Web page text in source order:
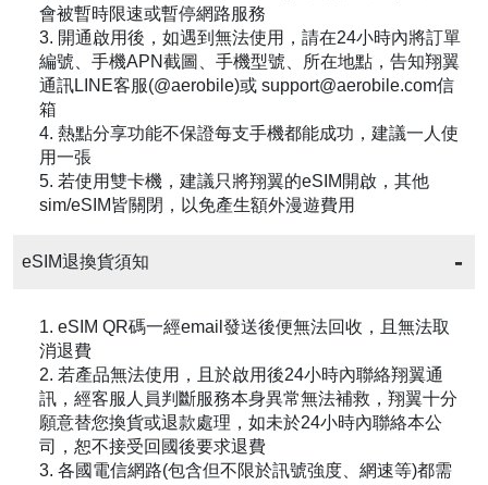
會被暫時限速或暫停網路服務
3. 開通啟用後，如遇到無法使用，請在24小時內將訂單
編號、手機APN截圖、手機型號、所在地點，告知翔翼
通訊LINE客服(@aerobile)或 support@aerobile.com信
箱
4. 熱點分享功能不保證每支手機都能成功，建議一人使
用一張
5. 若使用雙卡機，建議只將翔翼的eSIM開啟，其他
sim/eSIM皆關閉，以免產生額外漫遊費用
eSIM退換貨須知
1. eSIM QR碼一經email發送後便無法回收，且無法取
消退費
2. 若產品無法使用，且於啟用後24小時內聯絡翔翼通
訊，經客服人員判斷服務本身異常無法補救，翔翼十分
願意替您換貨或退款處理，如未於24小時內聯絡本公
司，恕不接受回國後要求退費
3. 各國電信網路(包含但不限於訊號強度、網速等)都需